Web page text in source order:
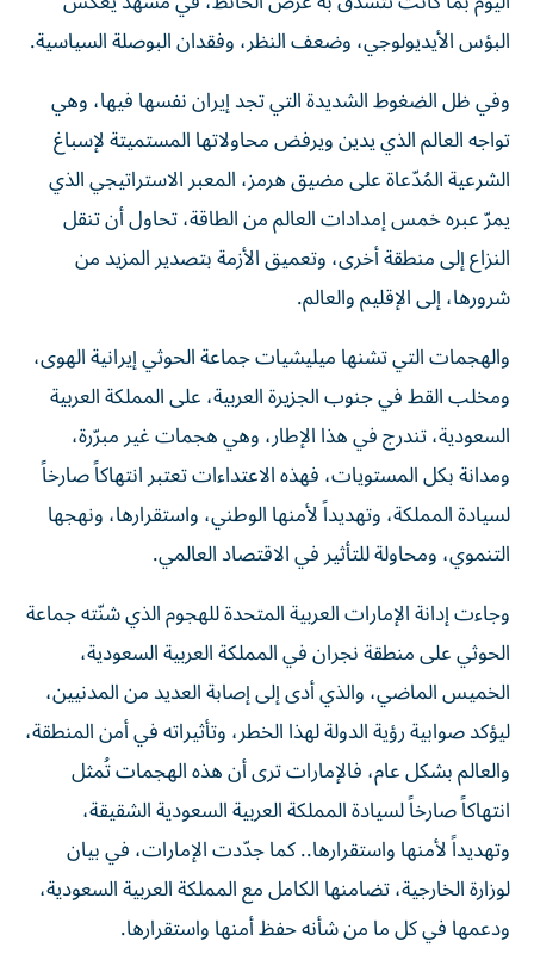
البؤس الأيديولوجي، وضعف النظر، وفقدان البوصلة السياسية.
وفي ظل الضغوط الشديدة التي تجد إيران نفسها فيها، وهي
تواجه العالم الذي يدين ويرفض محاولاتها المستميتة لإسباغ
الشرعية المُدّعاة على مضيق هرمز، المعبر الاستراتيجي الذي
يمرّ عبره خمس إمدادات العالم من الطاقة، تحاول أن تنقل
النزاع إلى منطقة أخرى، وتعميق الأزمة بتصدير المزيد من
شرورها، إلى الإقليم والعالم.
والهجمات التي تشنها ميليشيات جماعة الحوثي إيرانية الهوى،
ومخلب القط في جنوب الجزيرة العربية، على المملكة العربية
السعودية، تندرج في هذا الإطار، وهي هجمات غير مبرّرة،
ومدانة بكل المستويات، فهذه الاعتداءات تعتبر انتهاكاً صارخاً
لسيادة المملكة، وتهديداً لأمنها الوطني، واستقرارها، ونهجها
التنموي، ومحاولة للتأثير في الاقتصاد العالمي.
وجاءت إدانة الإمارات العربية المتحدة للهجوم الذي شنّته جماعة
الحوثي على منطقة نجران في المملكة العربية السعودية،
الخميس الماضي، والذي أدى إلى إصابة العديد من المدنيين،
ليؤكد صوابية رؤية الدولة لهذا الخطر، وتأثيراته في أمن المنطقة،
والعالم بشكل عام، فالإمارات ترى أن هذه الهجمات تُمثل
انتهاكاً صارخاً لسيادة المملكة العربية السعودية الشقيقة،
وتهديداً لأمنها واستقرارها.. كما جدّدت الإمارات، في بيان
لوزارة الخارجية، تضامنها الكامل مع المملكة العربية السعودية،
ودعمها في كل ما من شأنه حفظ أمنها واستقرارها.